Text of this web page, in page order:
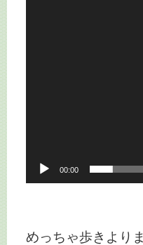
00:00
めっちゃ歩きより